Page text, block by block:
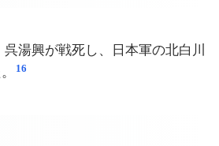
湯興が戦死し、日本軍の北白川
16